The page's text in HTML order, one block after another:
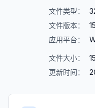
文件类型：
文件版本：
应用平台：
文件大小：
更新时间：